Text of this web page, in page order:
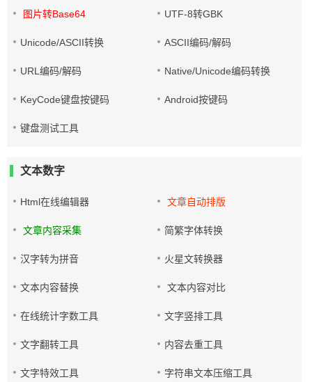
图片转Base64 UTF-8转GBK
Unicode/ASCII转换 ASCII编码/解码
URL编码/解码 Native/Unicode编码转换
KeyCode键盘按键码 Android按键码
键盘测试工具
文本数字
Html在线编辑器 文章自动排版
文章内容采集 简繁字体转换
汉字转为拼音 火星文转换器
文本内容替换 文本内容对比
在线统计字数工具 文字竖排工具
文字翻转工具 内容去重工具
文字特效工具 字符串文本压缩工具